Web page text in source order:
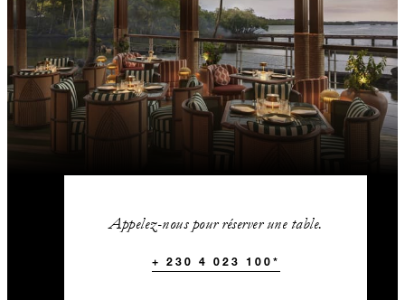
Appelez-nous pour réserver une table.
+ 230 4 023 100*